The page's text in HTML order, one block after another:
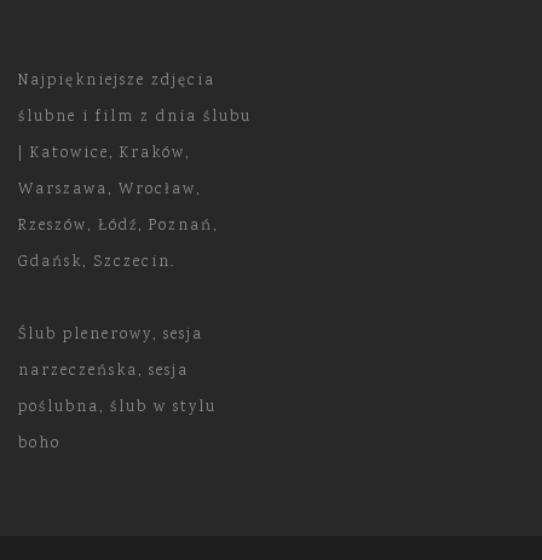
Najpiękniejsze zdjęcia
ślubne i film z dnia ślubu
| Katowice, Kraków,
Warszawa, Wrocław,
Rzeszów, Łódź, Poznań,
Gdańsk, Szczecin.
Ślub plenerowy, sesja
narzeczeńska, sesja
poślubna, ślub w stylu
boho